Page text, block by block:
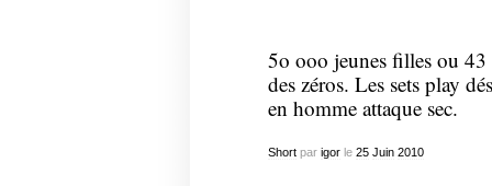
5o ooo jeunes filles ou
des zéros. Les sets play
en homme attaque sec.
Shortpar igorle 25 Juin 2010